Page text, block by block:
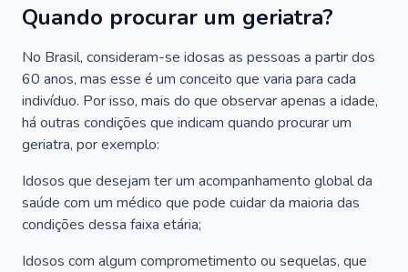
Quando procurar um geriatra?
No Brasil, consideram-se idosas as pessoas a partir dos
60 anos, mas esse é um conceito que varia para cada
indivíduo. Por isso, mais do que observar apenas a idade,
há outras condições que indicam quando procurar um
geriatra, por exemplo:
Idosos que desejam ter um acompanhamento global da
saúde com um médico que pode cuidar da maioria das
condições dessa faixa etária;
Idosos com algum comprometimento ou sequelas, que